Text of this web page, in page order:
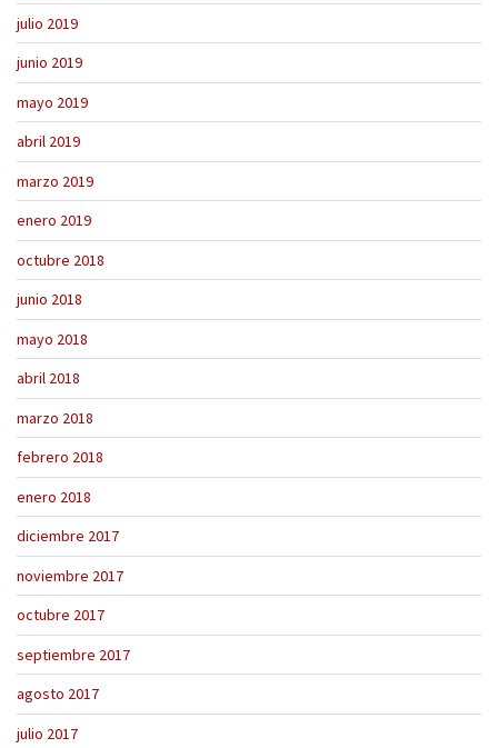
julio 2019
junio 2019
mayo 2019
abril 2019
marzo 2019
enero 2019
octubre 2018
junio 2018
mayo 2018
abril 2018
marzo 2018
febrero 2018
enero 2018
diciembre 2017
noviembre 2017
octubre 2017
septiembre 2017
agosto 2017
julio 2017